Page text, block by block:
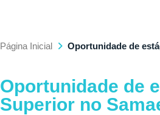
Página Inicial Oportunidade de
Oportunidade de
Superior no